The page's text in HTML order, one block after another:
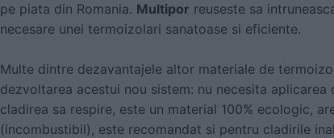
pe piata din Romania. Multipor reuseste sa
necesare unei termoizolari sanatoase si eficiente.
Multe dintre dezavantajele altor materiale de
dezvoltarea acestui nou sistem: nu necesita aplicarea
cladirea sa respire, este un material 100% ecologic,
(incombustibil), este recomandat si pentru cladirile